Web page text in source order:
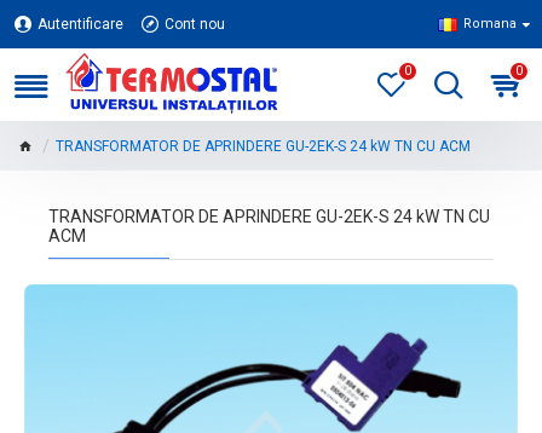
Autentificare Cont nou Romana
0 0
TRANSFORMATOR DE APRINDERE GU-2EK-S 24 kW TN CU ACM
TRANSFORMATOR DE APRINDERE GU-2EK-S 24 kW TN CU
ACM